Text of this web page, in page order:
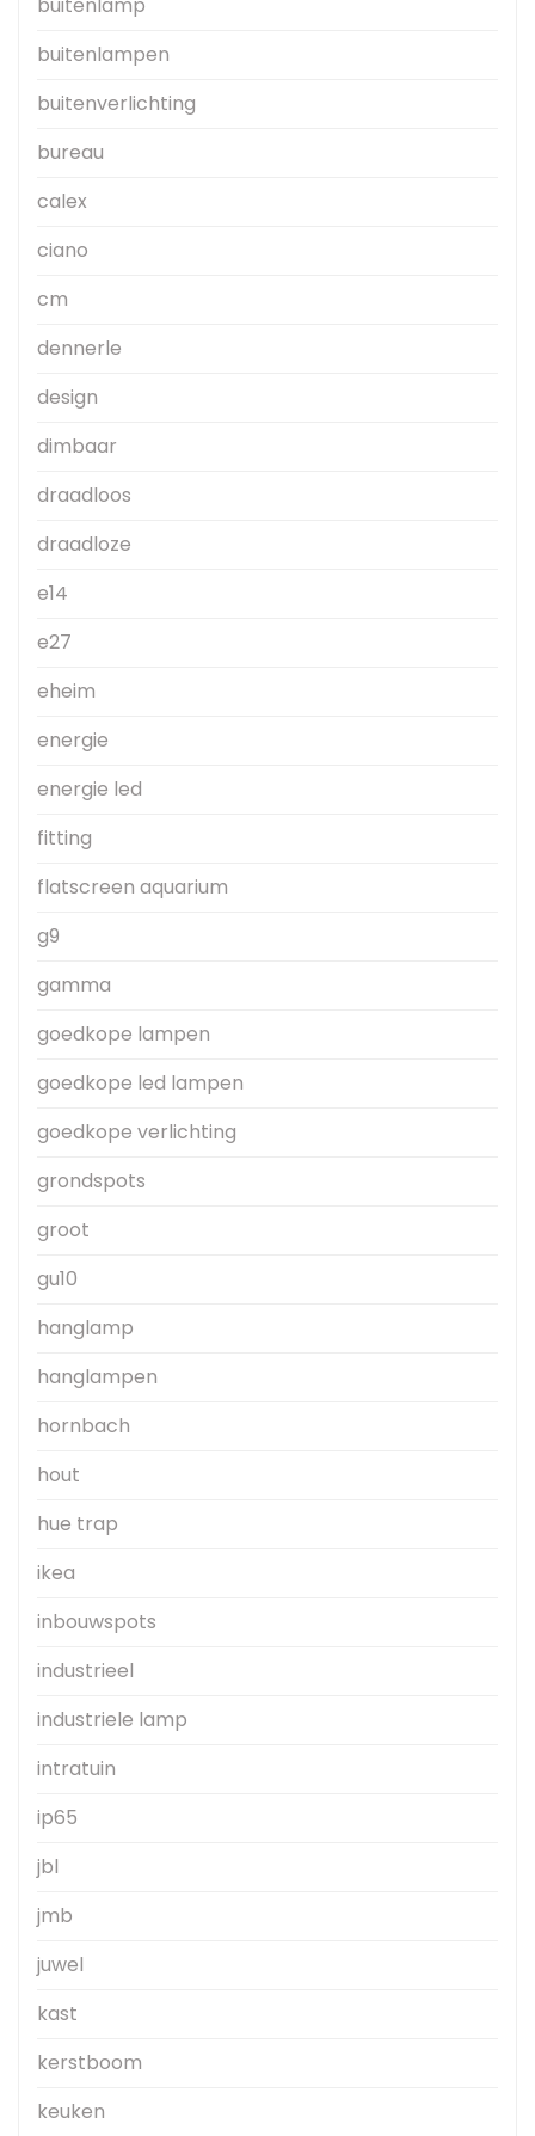
buitenlamp
buitenlampen
buitenverlichting
bureau
calex
ciano
cm
dennerle
design
dimbaar
draadloos
draadloze
e14
e27
eheim
energie
energie led
fitting
flatscreen aquarium
g9
gamma
goedkope lampen
goedkope led lampen
goedkope verlichting
grondspots
groot
gu10
hanglamp
hanglampen
hornbach
hout
hue trap
ikea
inbouwspots
industrieel
industriele lamp
intratuin
ip65
jbl
jmb
juwel
kast
kerstboom
keuken